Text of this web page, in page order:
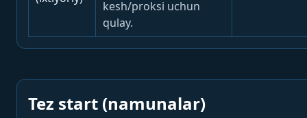
kesh/proksi uchun
qulay.
Tez start (namunalar)